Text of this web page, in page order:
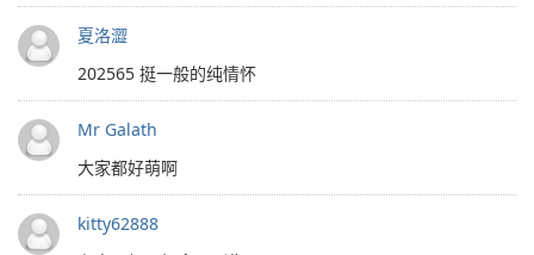
夏洛澀
202565 挺一般的纯情怀
Mr Galath
大家都好萌啊
kitty62888